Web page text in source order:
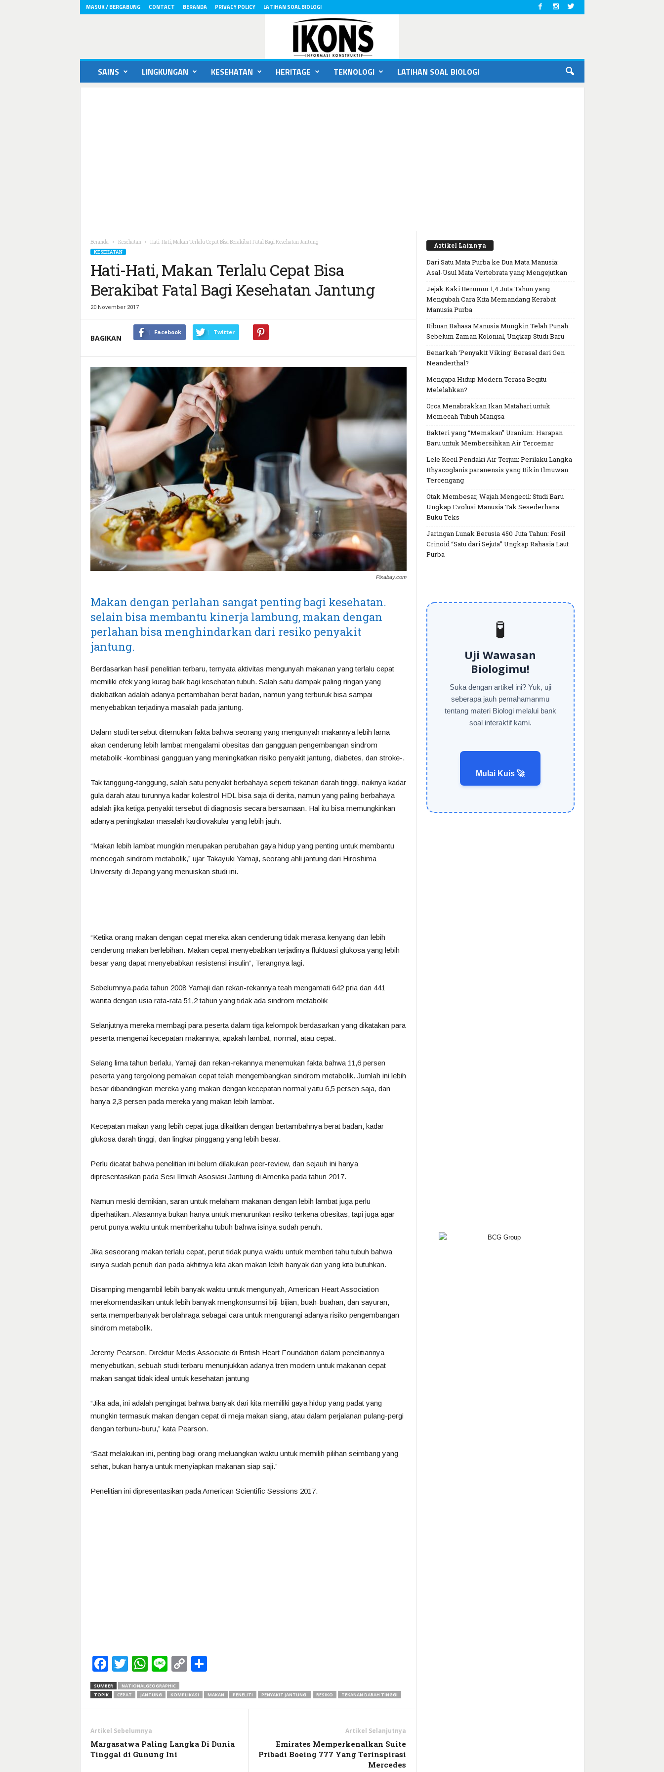
MASUK / BERGABUNG CONTACT BERANDA PRIVACY POLICY LATIHAN SOAL BIOLOGI
SAINS LINGKUNGAN KESEHATAN HERITAGE TEKNOLOGI LATIHAN SOAL BIOLOGI
Beranda Kesehatan Hati-Hati, Makan Terlalu Cepat Bisa Berakibat Fatal Bagi Kesehatan Jantung
KESEHATAN
Hati-Hati, Makan Terlalu Cepat Bisa
Berakibat Fatal Bagi Kesehatan Jantung
20 November 2017
BAGIKAN
Facebook Twitter
Pixabay.com
Makan dengan perlahan sangat penting bagi kesehatan.
selain bisa membantu kinerja lambung, makan dengan
perlahan bisa menghindarkan dari resiko penyakit
jantung.
Berdasarkan hasil penelitian terbaru, ternyata aktivitas mengunyah makanan yang terlalu cepat
memiliki efek yang kurag baik bagi kesehatan tubuh. Salah satu dampak paling ringan yang
diakibatkan adalah adanya pertambahan berat badan, namun yang terburuk bisa sampai
menyebabkan terjadinya masalah pada jantung.
Dalam studi tersebut ditemukan fakta bahwa seorang yang mengunyah makannya lebih lama
akan cenderung lebih lambat mengalami obesitas dan gangguan pengembangan sindrom
metabolik -kombinasi gangguan yang meningkatkan risiko penyakit jantung, diabetes, dan stroke-.
Tak tanggung-tanggung, salah satu penyakit berbahaya seperti tekanan darah tinggi, naiknya kadar
gula darah atau turunnya kadar kolestrol HDL bisa saja di derita, namun yang paling berbahaya
adalah jika ketiga penyakit tersebut di diagnosis secara bersamaan. Hal itu bisa memungkinkan
adanya peningkatan masalah kardiovakular yang lebih jauh.
“Makan lebih lambat mungkin merupakan perubahan gaya hidup yang penting untuk membantu
mencegah sindrom metabolik,” ujar Takayuki Yamaji, seorang ahli jantung dari Hiroshima
University di Jepang yang menuiskan studi ini.
“Ketika orang makan dengan cepat mereka akan cenderung tidak merasa kenyang dan lebih
cenderung makan berlebihan. Makan cepat menyebabkan terjadinya fluktuasi glukosa yang lebih
besar yang dapat menyebabkan resistensi insulin”, Terangnya lagi.
Sebelumnya,pada tahun 2008 Yamaji dan rekan-rekannya teah mengamati 642 pria dan 441
wanita dengan usia rata-rata 51,2 tahun yang tidak ada sindrom metabolik
Selanjutnya mereka membagi para peserta dalam tiga kelompok berdasarkan yang dikatakan para
peserta mengenai kecepatan makannya, apakah lambat, normal, atau cepat.
Selang lima tahun berlalu, Yamaji dan rekan-rekannya menemukan fakta bahwa 11,6 persen
peserta yang tergolong pemakan cepat telah mengembangkan sindrom metabolik. Jumlah ini lebih
besar dibandingkan mereka yang makan dengan kecepatan normal yaitu 6,5 persen saja, dan
hanya 2,3 persen pada mereka yang makan lebih lambat.
Kecepatan makan yang lebih cepat juga dikaitkan dengan bertambahnya berat badan, kadar
glukosa darah tinggi, dan lingkar pinggang yang lebih besar.
Perlu dicatat bahwa penelitian ini belum dilakukan peer-review, dan sejauh ini hanya
dipresentasikan pada Sesi Ilmiah Asosiasi Jantung di Amerika pada tahun 2017.
Namun meski demikian, saran untuk melaham makanan dengan lebih lambat juga perlu
diperhatikan. Alasannya bukan hanya untuk menurunkan resiko terkena obesitas, tapi juga agar
perut punya waktu untuk memberitahu tubuh bahwa isinya sudah penuh.
Jika seseorang makan terlalu cepat, perut tidak punya waktu untuk memberi tahu tubuh bahwa
isinya sudah penuh dan pada akhitnya kita akan makan lebih banyak dari yang kita butuhkan.
Disamping mengambil lebih banyak waktu untuk mengunyah, American Heart Association
merekomendasikan untuk lebih banyak mengkonsumsi biji-bijian, buah-buahan, dan sayuran,
serta memperbanyak berolahraga sebagai cara untuk mengurangi adanya risiko pengembangan
sindrom metabolik.
Jeremy Pearson, Direktur Medis Associate di British Heart Foundation dalam penelitiannya
menyebutkan, sebuah studi terbaru menunjukkan adanya tren modern untuk makanan cepat
makan sangat tidak ideal untuk kesehatan jantung
“Jika ada, ini adalah pengingat bahwa banyak dari kita memiliki gaya hidup yang padat yang
mungkin termasuk makan dengan cepat di meja makan siang, atau dalam perjalanan pulang-pergi
dengan terburu-buru,” kata Pearson.
“Saat melakukan ini, penting bagi orang meluangkan waktu untuk memilih pilihan seimbang yang
sehat, bukan hanya untuk menyiapkan makanan siap saji.”
Penelitian ini dipresentasikan pada American Scientific Sessions 2017.
Facebook
Twitter
WhatsApp
LineCopy
SUMBER
NATIONALGEOGRAPHIC
TOPIK
CEPAT JANTUNG KOMPLIKASI MAKAN PENELITI PENYAKIT JANTUNG. RESIKO TEKANAN DARAH TINGGI
Artikel Sebelumnya
Margasatwa Paling Langka Di Dunia
Tinggal di Gunung Ini
Artikel Selanjutnya
Emirates Memperkenalkan Suite
Pribadi Boeing 777 Yang Terinspirasi
Mercedes
Artikel Lainnya
Dari Satu Mata Purba ke Dua Mata Manusia:
Asal-Usul Mata Vertebrata yang Mengejutkan
Jejak Kaki Berumur 1,4 Juta Tahun yang
Mengubah Cara Kita Memandang Kerabat
Manusia Purba
Ribuan Bahasa Manusia Mungkin Telah Punah
Sebelum Zaman Kolonial, Ungkap Studi Baru
Benarkah ‘Penyakit Viking’ Berasal dari Gen
Neanderthal?
Mengapa Hidup Modern Terasa Begitu
Melelahkan?
Orca Menabrakkan Ikan Matahari untuk
Memecah Tubuh Mangsa
Bakteri yang “Memakan” Uranium: Harapan
Baru untuk Membersihkan Air Tercemar
Lele Kecil Pendaki Air Terjun: Perilaku Langka
Rhyacoglanis paranensis yang Bikin Ilmuwan
Tercengang
Otak Membesar, Wajah Mengecil: Studi Baru
Ungkap Evolusi Manusia Tak Sesederhana
Buku Teks
Jaringan Lunak Berusia 450 Juta Tahun: Fosil
Crinoid “Satu dari Sejuta” Ungkap Rahasia Laut
Purba
🧪
Uji Wawasan
Biologimu!
Suka dengan artikel ini? Yuk, uji
seberapa jauh pemahamanmu
tentang materi Biologi melalui bank
soal interaktif kami.
Mulai Kuis 🚀